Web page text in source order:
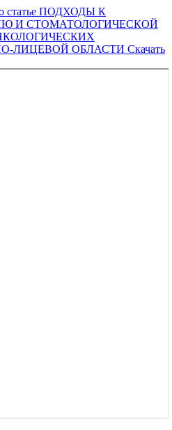
статье ПОДХОДЫ К
И СТОМАТОЛОГИЧЕСКОЙ
ЛИЦЕВОЙ ОБЛАСТИ Скачать